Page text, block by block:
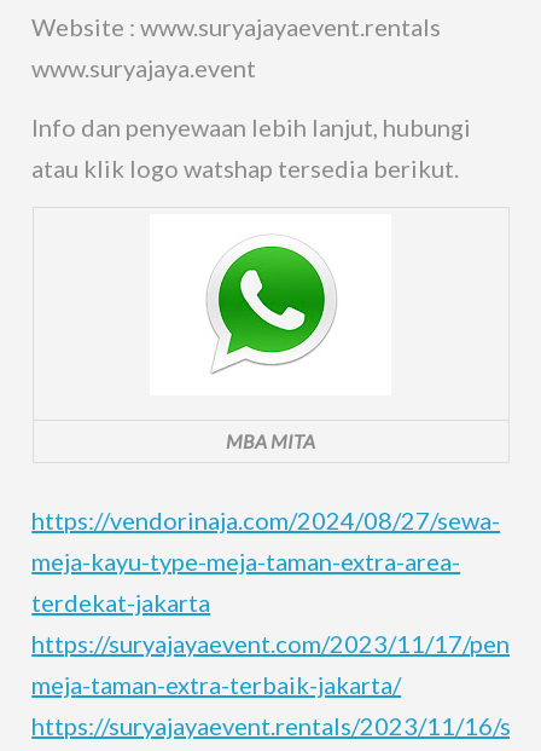
Website : www.suryajayaevent.rentals
www.suryajaya.event
Info dan penyewaan lebih lanjut, hubungi
atau klik logo watshap tersedia berikut.
MBA MITA
https://vendorinaja.com/2024/08/27/sewa-
meja-kayu-type-meja-taman-extra-area-
terdekat-jakarta
https://suryajayaevent.com/2023/11/17/
meja-taman-extra-terbaik-jakarta/
https://suryajayaevent.rentals/2023/11/16/